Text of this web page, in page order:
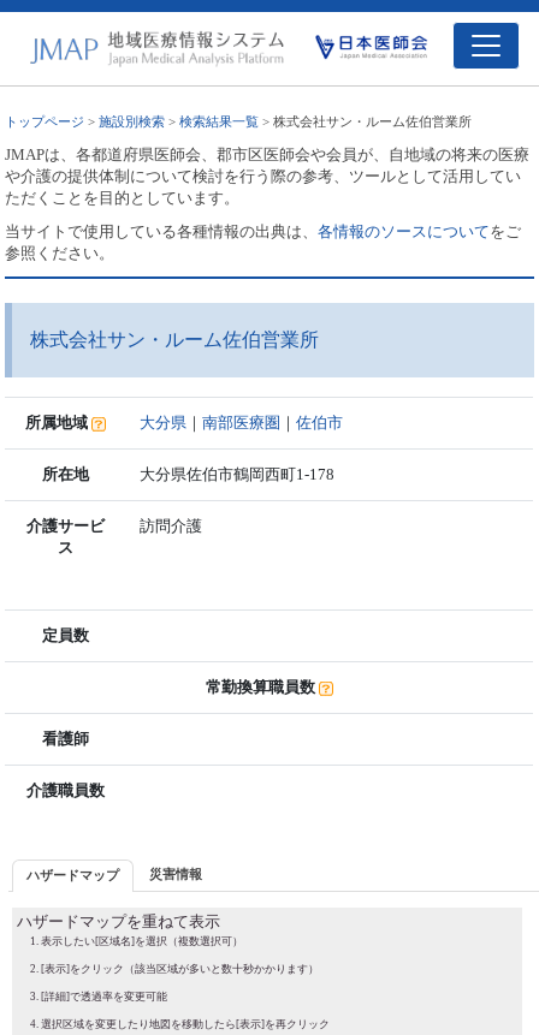
トップページ >施設別検索 >検索結果一覧 > 株式会社サン・ルーム佐伯営業所
JMAPは、各都道府県医師会、郡市区医師会や会員が、自地域の将来の医療
や介護の提供体制について検討を行う際の参考、ツールとして活用してい
ただくことを目的としています。
当サイトで使用している各種情報の出典は、各情報のソースについてをご
参照ください。
株式会社サン・ルーム佐伯営業所
所属地域 大分県 ｜南部医療圏 ｜佐伯市
所在地 大分県佐伯市鶴岡西町1-178
介護サービ
ス
訪問介護
定員数
常勤換算職員数
看護師
介護職員数
ハザードマップ 災害情報
ハザードマップを重ねて表示
表示したい[区域名]を選択（複数選択可）
[表示]をクリック（該当区域が多いと数十秒かかります）
[詳細]で透過率を変更可能
選択区域を変更したり地図を移動したら[表示]を再クリック